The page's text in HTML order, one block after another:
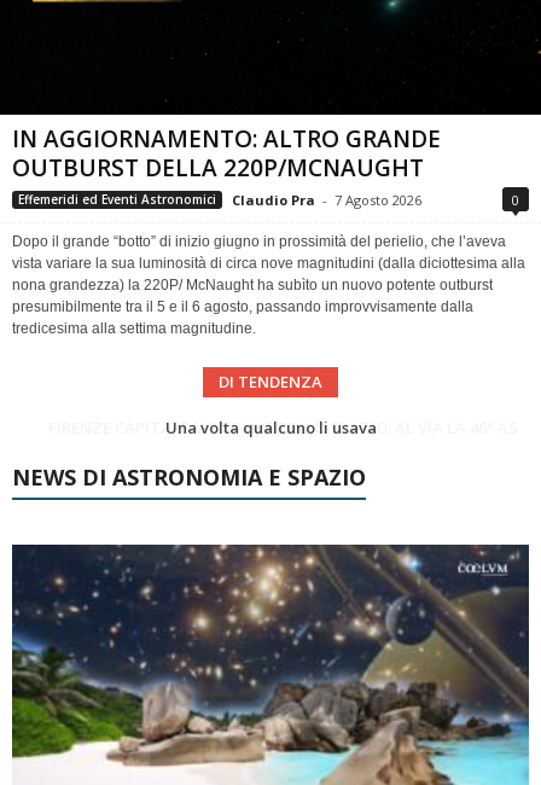
IN AGGIORNAMENTO: ALTRO GRANDE
OUTBURST DELLA 220P/MCNAUGHT
Effemeridi ed Eventi Astronomici Claudio Pra - 7 Agosto 2026 0
Dopo il grande “botto” di inizio giugno in prossimità del perielio, che l’aveva
vista variare la sua luminosità di circa nove magnitudini (dalla diciottesima alla
nona grandezza) la 220P/ McNaught ha subìto un nuovo potente outburst
presumibilmente tra il 5 e il 6 agosto, passando improvvisamente dalla
tredicesima alla settima magnitudine.
DI TENDENZA
Cielo del Mese di Agosto 2026
NEWS DI ASTRONOMIA E SPAZIO